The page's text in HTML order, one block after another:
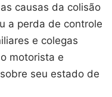
causas da colisão
a perda de controle
e colegas
motorista e
seu estado de